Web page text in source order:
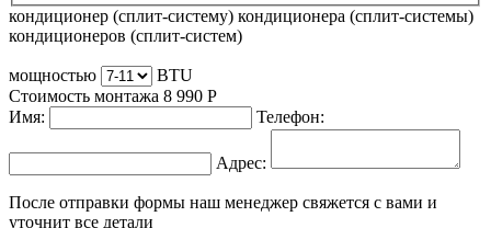
кондиционер (сплит-систему) кондиционера (сплит-системы)
кондиционеров (сплит-систем)
мощностью
BTU
Стоимость монтажа 8 990 Р
Имя:
Телефон:
Адрес:
После отправки формы наш менеджер свяжется с вами и
уточнит все детали